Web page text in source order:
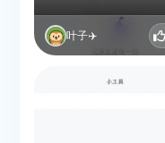
叶子✈️